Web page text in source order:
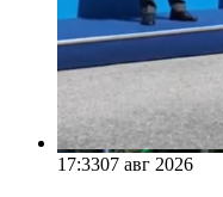
17:3307 авг 2026